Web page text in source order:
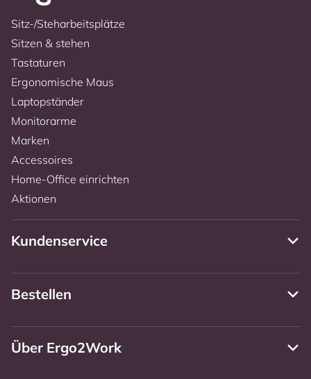
Sitz-/Steharbeitsplätze
Sitzen & stehen
Tastaturen
Ergonomische Maus
Laptopständer
Monitorarme
Marken
Accessoires
Home-Office einrichten
Aktionen
Kundenservice
Bestellen
Über Ergo2Work